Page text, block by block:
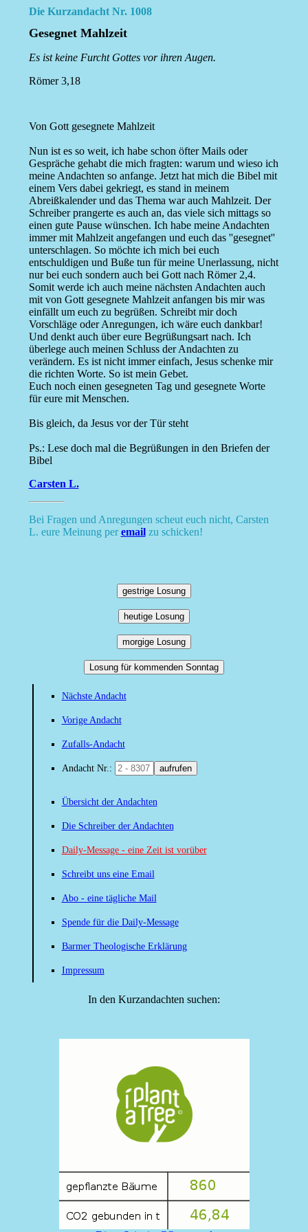
Die Kurzandacht Nr. 1008
Gesegnet Mahlzeit
Es ist keine Furcht Gottes vor ihren Augen.
Römer 3,18
Von Gott gesegnete Mahlzeit
Nun ist es so weit, ich habe schon öfter Mails oder
Gespräche gehabt die mich fragten: warum und wieso ich
meine Andachten so anfange. Jetzt hat mich die Bibel mit
einem Vers dabei gekriegt, es stand in meinem
Abreißkalender und das Thema war auch Mahlzeit. Der
Schreiber prangerte es auch an, das viele sich mittags so
einen gute Pause wünschen. Ich habe meine Andachten
immer mit Mahlzeit angefangen und euch das ''gesegnet''
unterschlagen. So möchte ich mich bei euch
entschuldigen und Buße tun für meine Unerlassung, nicht
nur bei euch sondern auch bei Gott nach Römer 2,4.
Somit werde ich auch meine nächsten Andachten auch
mit von Gott gesegnete Mahlzeit anfangen bis mir was
einfällt um euch zu begrüßen. Schreibt mir doch
Vorschläge oder Anregungen, ich wäre euch dankbar!
Und denkt auch über eure Begrüßungsart nach. Ich
überlege auch meinen Schluss der Andachten zu
verändern. Es ist nicht immer einfach, Jesus schenke mir
die richten Worte. So ist mein Gebet.
Euch noch einen gesegneten Tag und gesegnete Worte
für eure mit Menschen.
Bis gleich, da Jesus vor der Tür steht
Ps.: Lese doch mal die Begrüßungen in den Briefen der
Bibel
Carsten L.
Bei Fragen und Anregungen scheut euch nicht, Carsten
L. eure Meinung peremailzu schicken!
gestrige Losung
heutige Losung
morgige Losung
Losung für kommenden Sonntag
Nächste Andacht
Vorige Andacht
Zufalls-Andacht
Andacht Nr.: aufrufen
Übersicht der Andachten
Die Schreiber der Andachten
Daily-Message - eine Zeit ist vorüber
Schreibt uns eine Email
Abo - eine tägliche Mail
Spende für die Daily-Message
Barmer Theologische Erklärung
Impressum
In den Kurzandachten suchen: